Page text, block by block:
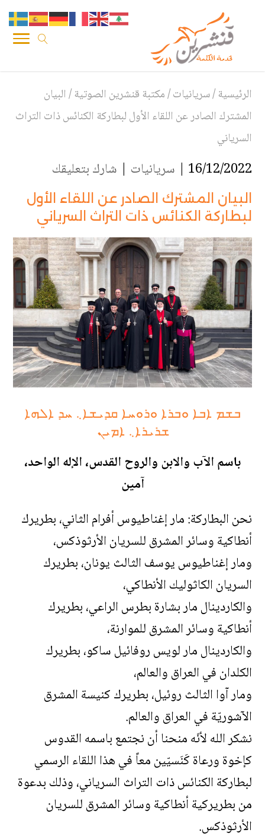
الرئيسية/سريانيات/مكتبة قنشرين الصوتية/البيان
المشترك الصادر عن اللقاء الأول لبطاركة الكنائس ذات التراث
السرياني
16/12/2022 | سريانيات | شارك بتعليقك
البيان المشترك الصادر عن اللقاء الأول
لبطاركة الكنائس ذات التراث السرياني
ܒܫܡ ܐܒܐ ܘܒܪܐ ܘܪܘܚܐ ܩܕܝܫܐ܆ ܚܕ ܐܠܗܐ
ܫܪܝܪܐ܆ ܐܡܝܢ
باسم الآب والابن والروح القدس، الإله الواحد،
آمين
نحن البطاركة: مار إغناطيوس أفرام الثاني، بطريرك
أنطاكية وسائر المشرق للسريان الأرثوذكس،
ومار إغناطيوس يوسف الثالث يونان، بطريرك
السريان الكاثوليك الأنطاكي،
والكاردينال مار بشارة بطرس الراعي، بطريرك
أنطاكية وسائر المشرق للموارنة،
والكاردينال مار لويس روفائيل ساكو، بطريرك
الكلدان في العراق والعالم،
ومار آوا الثالث روئيل، بطريرك كنيسة المشرق
الآشوريّة في العراق والعالم.
نشكر الله لأنّه منحنا أن نجتمع باسمه القدوس
كإخوة ورعاة كَنَسيّين معاً في هذا اللقاء الرسمي
لبطاركة الكنائس ذات التراث السرياني، وذلك بدعوة
من بطريركية أنطاكية وسائر المشرق للسريان
الأرثوذكس.